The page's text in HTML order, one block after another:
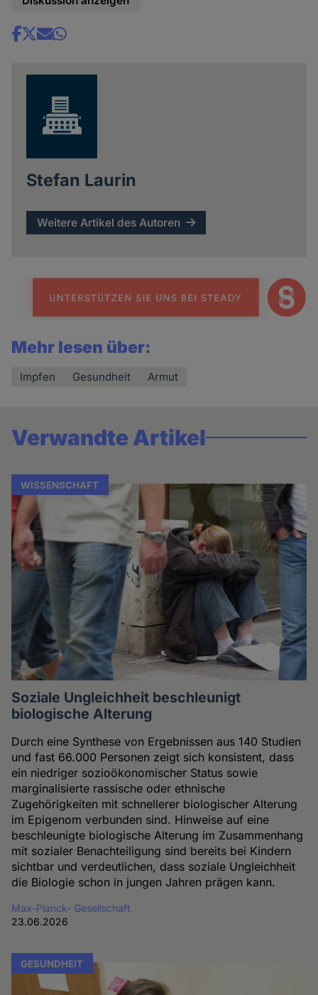
Share
Stefan Laurin
Weitere Artikel des Autoren
Mehr lesen über:
Impfen Gesundheit Armut
Verwandte Artikel
WISSENSCHAFT
Soziale Ungleichheit beschleunigt
biologische Alterung
Durch eine Synthese von Ergebnissen aus 140 Studien
und fast 66.000 Personen zeigt sich konsistent, dass
ein niedriger sozioökonomischer Status sowie
marginalisierte rassische oder ethnische
Zugehörigkeiten mit schnellerer biologischer Alterung
im Epigenom verbunden sind. Hinweise auf eine
beschleunigte biologische Alterung im Zusammenhang
mit sozialer Benachteiligung sind bereits bei Kindern
sichtbar und verdeutlichen, dass soziale Ungleichheit
die Biologie schon in jungen Jahren prägen kann.
Max-Planck- Gesellschaft
23.06.2026
GESUNDHEIT